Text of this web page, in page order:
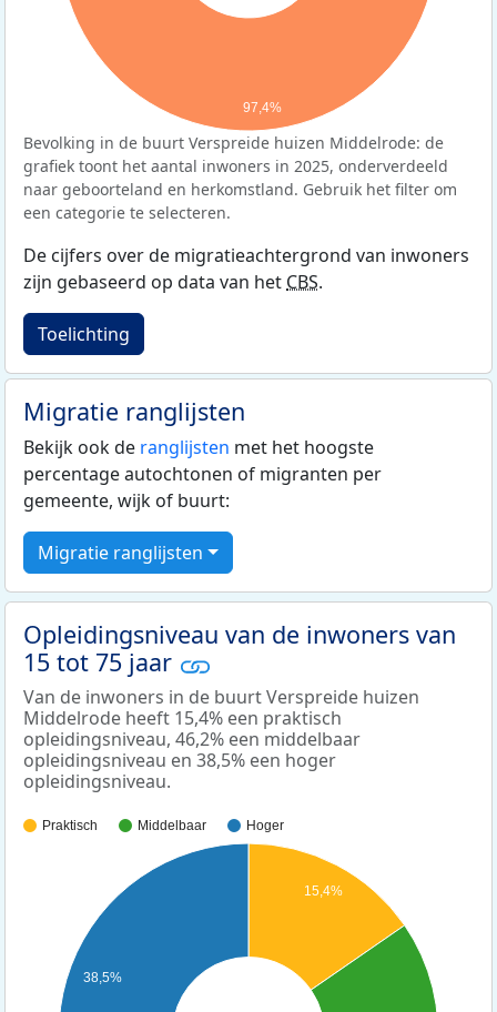
97,4%
Bevolking in de buurt Verspreide huizen Middelrode: de
grafiek toont het aantal inwoners in 2025, onderverdeeld
naar geboorteland en herkomstland. Gebruik het filter om
een categorie te selecteren.
De cijfers over de migratieachtergrond van inwoners
zijn gebaseerd op data van het CBS.
Toelichting
Migratie ranglijsten
Bekijk ook de ranglijsten met het hoogste
percentage autochtonen of migranten per
gemeente, wijk of buurt:
Migratie ranglijsten
Opleidingsniveau van de inwoners van
15 tot 75 jaar
Van de inwoners in de buurt Verspreide huizen
Middelrode heeft 15,4% een praktisch
opleidingsniveau, 46,2% een middelbaar
opleidingsniveau en 38,5% een hoger
opleidingsniveau.
Praktisch Middelbaar Hoger
15,4%
38,5%